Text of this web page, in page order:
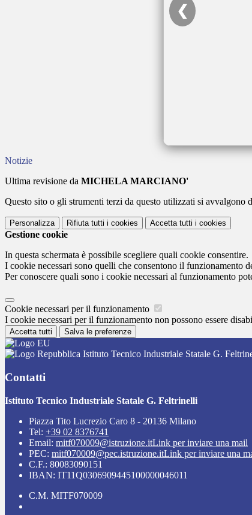
❮
Notizie
Ultima revisione da MICHELA MARCIANO'
Questo sito o gli strumenti terzi da questo utilizzati si
Personalizza Rifiuta tutti i cookies Accetta tutti i cookies
Gestione cookie
In questa schermata è possibile scegliere quali cookie consentire.
I cookie necessari sono quelli che consentono il funzionamento
Per conoscere quali sono i cookie necessari al funzionamento
Cookie necessari per il funzionamento
I cookie necessari per il funzionamento non possono essere
Accetta tutti Salva le preferenze
Istituto Tecnico Industriale Statale G.
Contatti
Istituto Tecnico Industriale Statale G. Feltrinelli
Piazza Tito Lucrezio Caro 8 - 20136 Milano
Tel: +39 02 8376741
Email: mitf070009@istruzione.itLink per inviare una mail
PEC: mitf070009@pec.istruzione.itLink per inviare una
C.F.: 80083090151
IBAN: IT11Q0306909445100000046011
C.M. MITF070009